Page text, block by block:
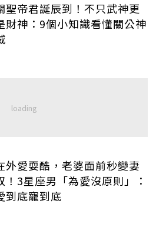
聖帝君誕辰到！不只武神更
財神：9個小知識看懂關公神
外愛耍酷，老婆面前秒變妻
！3星座男「為愛沒原則」：
到底寵到底